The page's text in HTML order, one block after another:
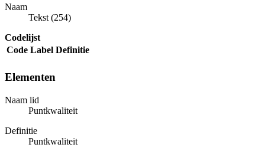
Naam
Tekst (254)
Codelijst
Code Label Definitie
Elementen
Naam lid
Puntkwaliteit
Definitie
Puntkwaliteit